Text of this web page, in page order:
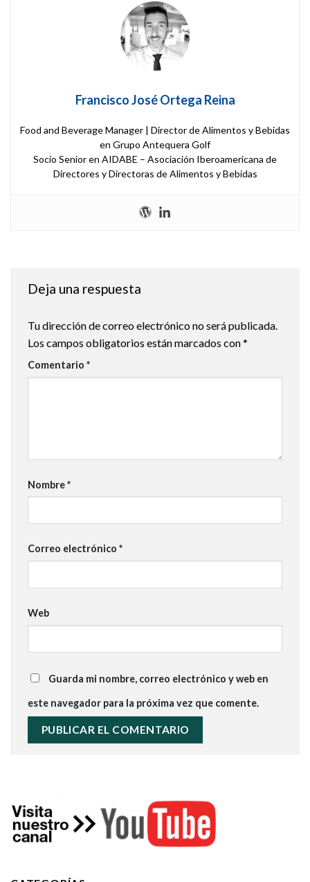
Francisco José Ortega Reina
Food and Beverage Manager | Director de Alimentos y Bebidas
en Grupo Antequera Golf
Socio Senior en AIDABE – Asociación Iberoamericana de
Directores y Directoras de Alimentos y Bebidas
Deja una respuesta
Tu dirección de correo electrónico no será publicada.
Los campos obligatorios están marcados con*
Comentario *
Nombre*
Correo electrónico *
Web
Guarda mi nombre, correo electrónico y web en
este navegador para la próxima vez que comente.